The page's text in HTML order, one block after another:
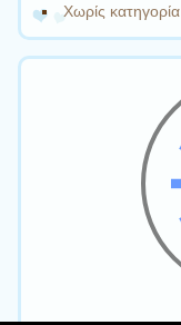
Χωρίς κατηγορία